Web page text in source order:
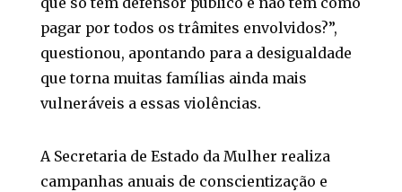
pagar por todos os trâmites envolvidos?”,
questionou, apontando para a desigualdade
que torna muitas famílias ainda mais
vulneráveis a essas violências.
A Secretaria de Estado da Mulher realiza
campanhas anuais de conscientização e